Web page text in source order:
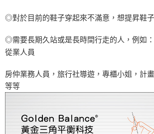
◎對於目前的鞋子穿起來不滿意，想提昇鞋
◎需要長期久站或是長時間行走的人，例如
從業人員
房仲業務人員，旅行社導遊，專櫃小姐，計
等等